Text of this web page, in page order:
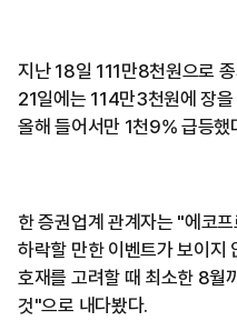
지난 18일 111만8천원으로
21일에는 114만3천원에 장
올해 들어서만 1천9% 급등했
한 증권업계 관계자는 "에코
하락할 만한 이벤트가 보이지
호재를 고려할 때 최소한 8월
것"으로 내다봤다.